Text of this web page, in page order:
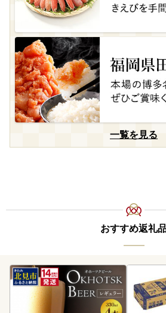
一覧を見る
おすすめ返礼